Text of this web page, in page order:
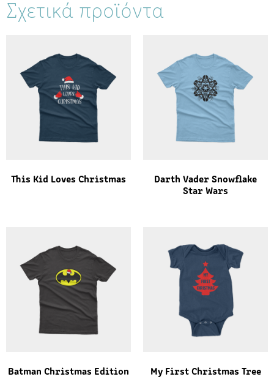
Σχετικά προϊόντα
This Kid Loves Christmas
Darth Vader Snowflake
Star Wars
Batman Christmas Edition My First Christmas Tree